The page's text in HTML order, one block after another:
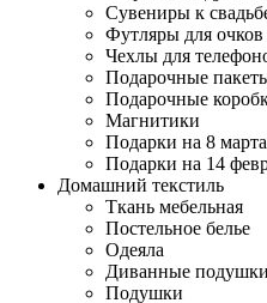
Сувениры к
Футляры для очков
Чехлы для
Подарочные
Подарочные
Магнитики
Подарки на 8 марта
Подарки на 14
Домашний текстиль
Ткань мебельная
Постельное белье
Одеяла
Диванные подушки
Подушки